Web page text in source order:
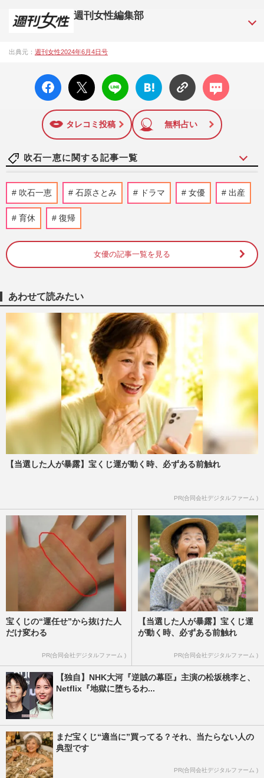
週刊女性編集部
シップや事件、皇室の話題、感動ドキュメント、美容・健
12日号で「眞子さま嫁ぎ先の“義母”が抱える400万円超の“借金
トラブル”」報道をスクープ。この一報から約2か月後、宮内庁
は結婚延期を発表。同記事は2018年の「編集者が選ぶ雑誌ジ
ャーナリズム賞」大賞を受賞した。毎週火曜日発売。
出典元： 週刊女性2024年6月4日号
facebo
ok い
X ポス
ト
LINE
はてな
ブック
に追加
コメン
ト
タレコミ投稿 無料占い
吹石一恵に関する記事一覧
【平成編】《有名人の衝撃だった結婚
TOP5》ロス続出の福山雅治＆吹石一恵を
僅差で超えた1位は、おしどり夫…
キムタクによる“妻・工藤静香の誕生日投
稿”はなぜ批判の声が吹き荒れるのか、原
堺屋大地
福山雅治の賢い“怒りコメント”、ファンの
嫉妬を買わない巧みな「言葉術」
週刊女性2021年8月10日号
福山雅治と吹石一恵が引っ越しを検討 マ
ンションへの不審者侵入で重度のトラウマ
に
週刊女性2016年8月16日号 2016/8/2
福山雅治、自宅では鼻歌も歌わないほど吹
吹石一恵 石原さとみ ドラマ 女優 出産
育休 復帰
女優の記事一覧を見る
あわせて読みたい
【当選した人が暴露】宝くじ運が動く時、必ずある前触れ
PR(合同会社デジタルファーム )
宝くじの“運任せ”から抜けた人
だけ変わる
PR(合同会社デジタルファーム )
【当選した人が暴露】宝くじ運
が動く時、必ずある前触れ
PR(合同会社デジタルファーム )
【独自】NHK大河『逆賊の幕臣』主演の松坂桃李と、
Netflix『地獄に堕ちるわ...
まだ宝くじ“適当に”買ってる？それ、当たらない人の
典型です
PR(合同会社デジタルファーム )